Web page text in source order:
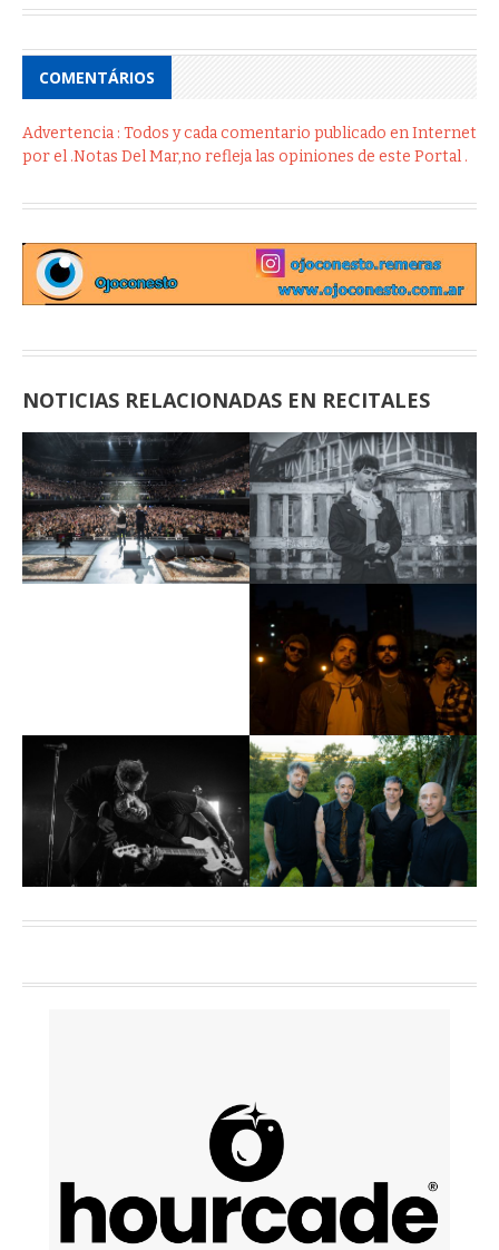
COMENTÁRIOS
Advertencia : Todos y cada comentario publicado en Internet
por el .Notas Del Mar,no refleja las opiniones de este Portal .
NOTICIAS RELACIONADAS EN RECITALES